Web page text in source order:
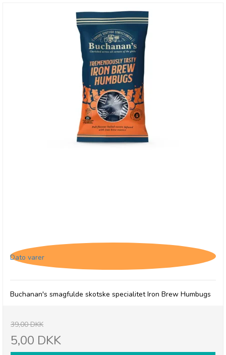
Dato varer
Buchanan's smagfulde skotske specialitet Iron Brew Humbugs
39,00 DKK
5,00 DKK